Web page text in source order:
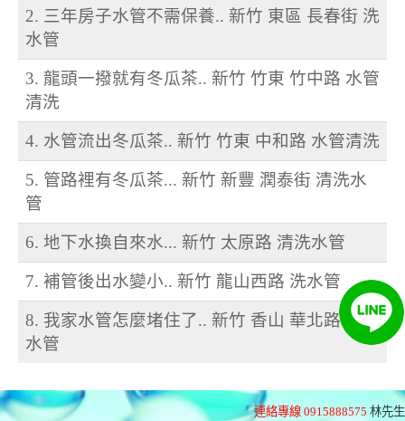
2. 三年房子水管不需保養.. 新竹 東區 長春街 洗
水管
3. 龍頭一撥就有冬瓜茶.. 新竹 竹東 竹中路 水管
清洗
4. 水管流出冬瓜茶.. 新竹 竹東 中和路 水管清洗
5. 管路裡有冬瓜茶... 新竹 新豐 潤泰街 清洗水
管
6. 地下水換自來水... 新竹 太原路 清洗水管
7. 補管後出水變小.. 新竹 龍山西路 洗水管
8. 我家水管怎麼堵住了.. 新竹 香山 華北路 清洗
水管
連絡專線 0915888575 林先生